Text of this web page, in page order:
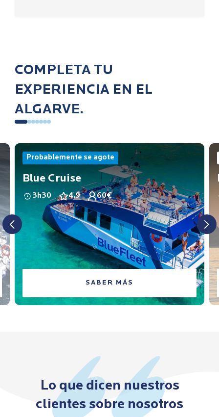
COMPLETA TU
EXPERIENCIA EN EL
ALGARVE.
Probablemente se agote
Blue Cruise
3h30 4.9 60€
SABER MÁS
Lo que dicen nuestros
clientes sobre nosotros